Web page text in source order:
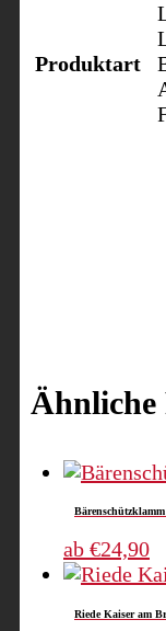
Produktart
Ähnliche
ab €24,90
Riede Kaiser am